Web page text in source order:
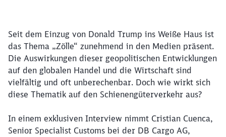
22. Mai 2025, 00:00 Uhr
Artikel:
Zoll im Wandel: Was der
Wie sich geopolitische Entwicklungen,
Seit dem Einzug von Donald Trump ins Weiße Haus ist
das Thema „Zölle“ zunehmend in den Medien präsent.
Die Auswirkungen dieser geopolitischen Entwicklungen
auf den globalen Handel und die Wirtschaft sind
vielfältig und oft unberechenbar. Doch wie wirkt sich
diese Thematik auf den Schienengüterverkehr aus?
In einem exklusiven Interview nimmt Cristian Cuenca,
Senior Specialist Customs bei der DB Cargo AG,